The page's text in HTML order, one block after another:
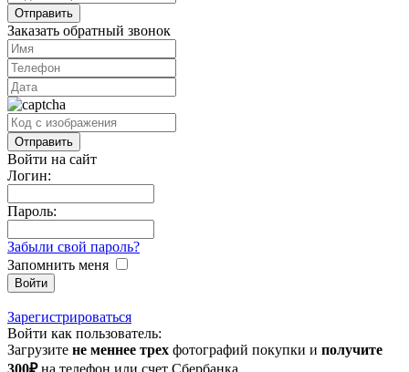
Заказать обратный звонок
Войти на сайт
Логин:
Пароль:
Забыли свой пароль?
Запомнить меня
Зарегистрироваться
Войти как пользователь:
Загрузите не меннее трех фотографий покупки и получите
300₽на телефон или счет Сбербанка